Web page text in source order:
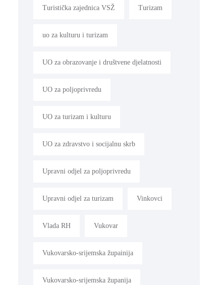
Turistička zajednica VSŽ Turizam
uo za kulturu i turizam
UO za obrazovanje i društvene djelatnosti
UO za poljoprivredu
UO za turizam i kulturu
UO za zdravstvo i socijalnu skrb
Upravni odjel za poljoprivredu
Upravni odjel za turizam Vinkovci
Vlada RH Vukovar
Vukovarsko-srijemska župainija
Vukovarsko-srijemska županija